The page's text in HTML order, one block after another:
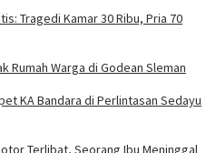
Tragedi Kamar 30 Ribu, Pria 70
Rumah Warga di Godean Sleman
KA Bandara di Perlintasan Sedayu
Terlibat, Seorang Ibu Meninggal